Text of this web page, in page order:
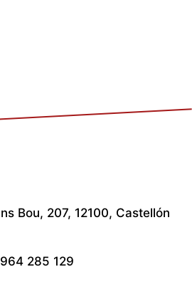
Bou, 207, 12100, Castellón
285 129